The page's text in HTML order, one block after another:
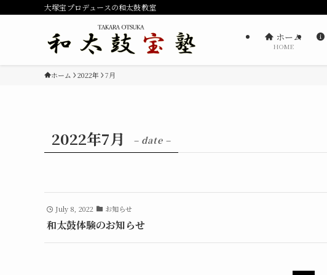
大塚宝プロデュースの和太鼓教室
ホーム
HOME
ホーム 2022年 7月
2022年7月 – date –
July 8, 2022 お知らせ
和太鼓体験のお知らせ